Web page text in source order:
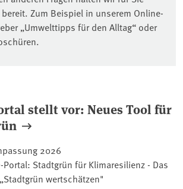
Zum Beispiel in unserem Online-
„Umwelttipps für den Alltag“ oder
stellt vor: Neues Tool für
2026
Portal: Stadtgrün für Klimaresilienz - Das
wertschätzen"